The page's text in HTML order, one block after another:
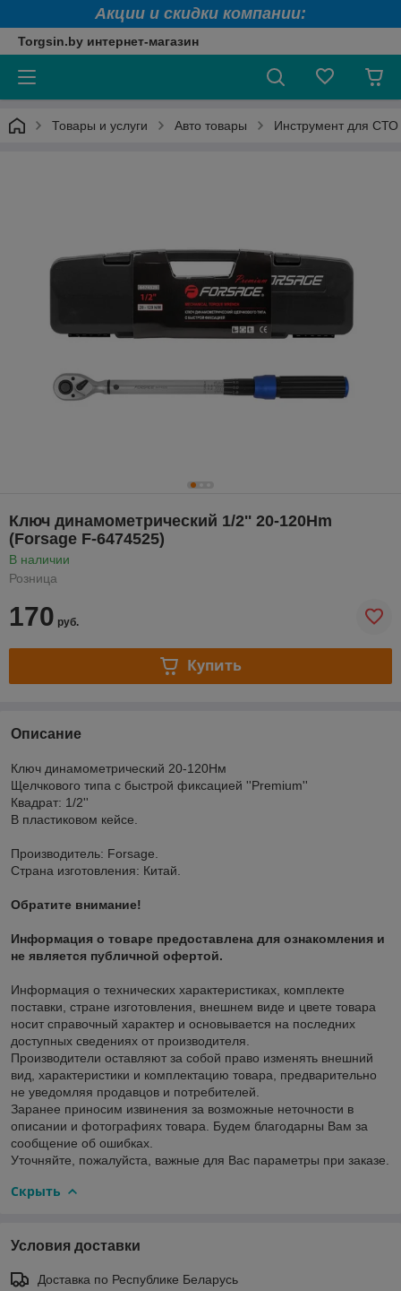
Акции и скидки компании:
Torgsin.by интернет-магазин
Товары и услуги Авто товары Инструмент для СТО
Ключ динамометрический 1/2'' 20-120Нm
(Forsage F-6474525)
В наличии
Розница
170 руб.
Купить
Описание
Ключ динамометрический 20-120Нм
Щелчкового типа с быстрой фиксацией ''Premium''
Квадрат: 1/2''
В пластиковом кейсе.
Производитель: Forsage.
Страна изготовления: Китай.
Обратите внимание!
Информация о товаре предоставлена для ознакомления и
не является публичной офертой.
Информация о технических характеристиках, комплекте
поставки, стране изготовления, внешнем виде и цвете товара
носит справочный характер и основывается на последних
доступных сведениях от производителя.
Производители оставляют за собой право изменять внешний
вид, характеристики и комплектацию товара, предварительно
не уведомляя продавцов и потребителей.
Заранее приносим извинения за возможные неточности в
описании и фотографиях товара. Будем благодарны Вам за
сообщение об ошибках.
Уточняйте, пожалуйста, важные для Вас параметры при заказе.
Скрыть
Условия доставки
Доставка по Республике Беларусь